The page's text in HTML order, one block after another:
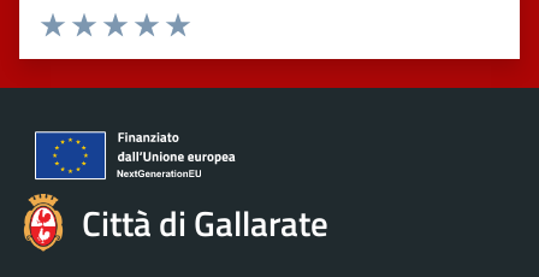
Valuta 5 stelle su 5
Valuta 4 stelle su 5
Valuta 3 stelle su 5
Valuta 2 stelle su 5
Valuta 1 stelle su 5
Città di Gallarate